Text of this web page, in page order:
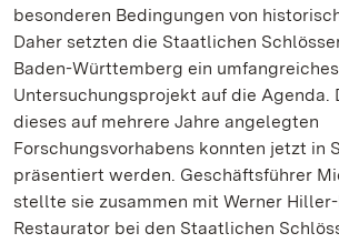
besonderen Bedingungen von
Daher setzten die Staatlichen
Baden-Württemberg ein umfangreiches
Untersuchungsprojekt auf die Agenda.
dieses auf mehrere Jahre angelegten
Forschungsvorhabens konnten jetzt in
präsentiert werden. Geschäftsführer
stellte sie zusammen mit Werner
Restaurator bei den Staatlichen